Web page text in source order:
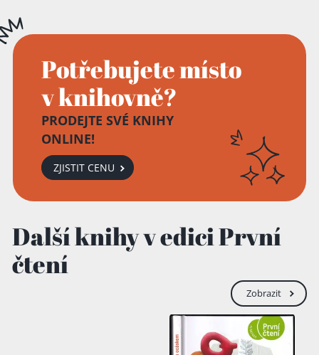
Potřebujete místo
v knihovně?
PRODEJTE SVÉ KNIHY
ONLINE!
ZJISTIT CENU
Další knihy v edici První
čtení
Zobrazit